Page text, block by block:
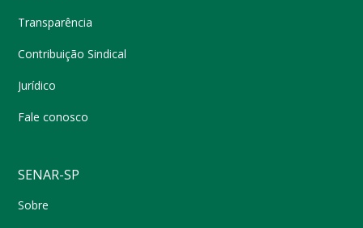
Transparência
Contribuição Sindical
Jurídico
Fale conosco
SENAR-SP
Sobre